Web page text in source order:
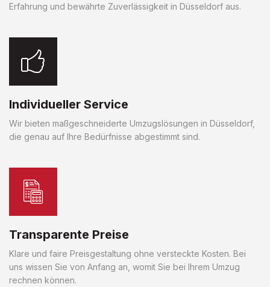
Erfahrung und bewährte Zuverlässigkeit in Düsseldorf aus.
Individueller Service
Wir bieten maßgeschneiderte Umzugslösungen in Düsseldorf,
die genau auf Ihre Bedürfnisse abgestimmt sind.
Transparente Preise
Klare und faire Preisgestaltung ohne versteckte Kosten. Bei
uns wissen Sie von Anfang an, womit Sie bei Ihrem Umzug
rechnen können.